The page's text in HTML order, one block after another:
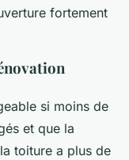
fortement
si moins de
et que la
toiture a plus de